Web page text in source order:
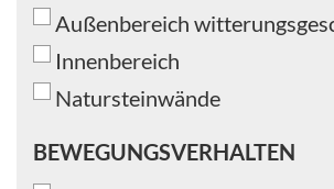
Außenbereich
Innenbereich
Natursteinwände
BEWEGUNGSVERHALTEN
BEWEGUNGSVERHALTEN